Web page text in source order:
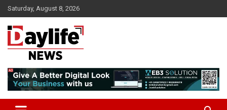
Skip
to
content
Saturday, August 8, 2026
daylifenews